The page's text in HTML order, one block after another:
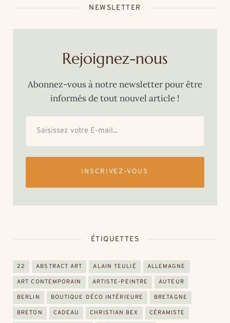
NEWSLETTER
Rejoignez-nous
Abonnez-vous à notre newsletter pour être
informés de tout nouvel article !
INSCRIVEZ-VOUS
ÉTIQUETTES
22 ABSTRACT ART ALAIN TEULIÉ ALLEMAGNE
ART CONTEMPORAIN ARTISTE-PEINTRE AUTEUR
BERLIN BOUTIQUE DÉCO INTÉRIEURE BRETAGNE
BRETON CADEAU CHRISTIAN BEX CÉRAMISTE